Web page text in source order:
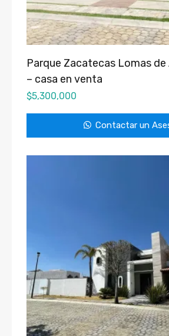
Parque Zacatecas Lomas
– casa en venta
$5,300,000
Contactar un